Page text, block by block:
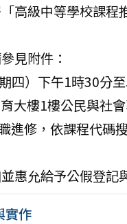
高級中等學校課程
見附件：
四）下午1時30分
大樓1樓公民與社
進修，依課程代碼
惠允給予公假登記
實作